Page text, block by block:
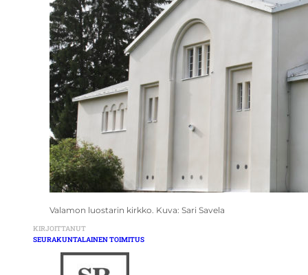
Valamon luostarin kirkko. Kuva: Sari Savela
KIRJOITTANUT
SEURAKUNTALAINEN TOIMITUS